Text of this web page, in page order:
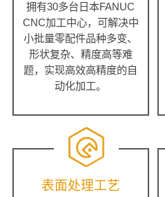
拥有30多台日本FANUC
CNC加工中心，可解决中
小批量零配件品种多变、
形状复杂、精度高等难
题，实现高效高精度的自
动化加工。
表面处理工艺